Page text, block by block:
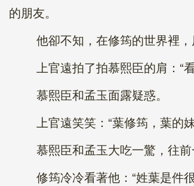
的朋友。
他卻不知，在修筠的世界裡，
上官遠拍了拍慕熙臣的肩：“看
慕熙臣和孟玉面露疑惑。
上官遠笑笑：“葉修筠，葉的妹
慕熙臣和孟玉大吃一驚，往前
修筠冷冷看著他：“姓葉是件很